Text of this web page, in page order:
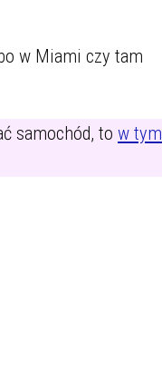
w Miami czy tam
samochód, to w tym